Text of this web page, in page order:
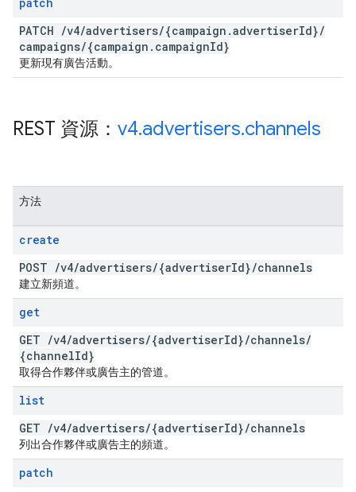
PATCH /v4/advertisers/{campaign .advertiserId}/
campaigns/{campaign . campaignId}
更新現有廣告活動。
REST 資源： v4.advertisers.channels
方法
create
POST /v4/advertisers/{advertiserId}/channels
建立新頻道。
get
GET /v4/advertisers/{advertiserId}/channels/
{channelId}
取得合作夥伴或廣告主的管道。
list
GET /v4/advertisers/{advertiserId}/channels
列出合作夥伴或廣告主的頻道。
patch